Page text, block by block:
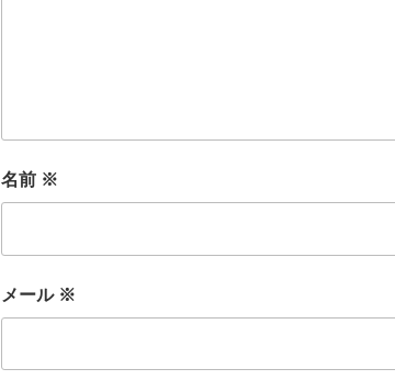
名前 ※
メール ※